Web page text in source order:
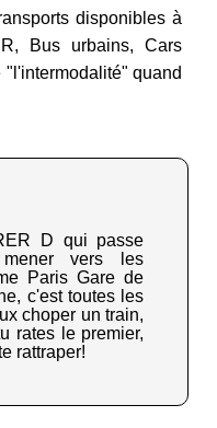
disponibles à
Bus urbains, Cars
"l'intermodalité" quand
D qui passe
vers les
Paris Gare de
c'est toutes les
choper un train,
rates le premier,
rattraper!